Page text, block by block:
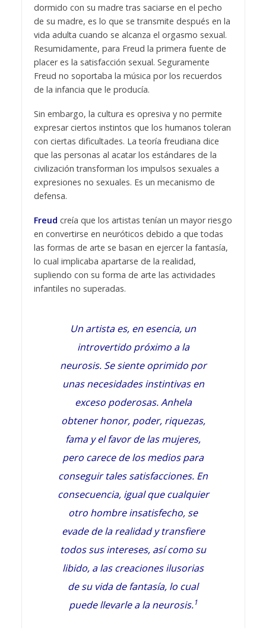
dormido con su madre tras saciarse en el pecho
de su madre, es lo que se transmite después en la
vida adulta cuando se alcanza el orgasmo sexual.
Resumidamente, para Freud la primera fuente de
placer es la satisfacción sexual. Seguramente
Freud no soportaba la música por los recuerdos
de la infancia que le producía.
Sin embargo, la cultura es opresiva y no permite
expresar ciertos instintos que los humanos toleran
con ciertas dificultades. La teoría freudiana dice
que las personas al acatar los estándares de la
civilización transforman los impulsos sexuales a
expresiones no sexuales. Es un mecanismo de
defensa.
Freud creía que los artistas tenían un mayor riesgo
en convertirse en neuróticos debido a que todas
las formas de arte se basan en ejercer la fantasía,
lo cual implicaba apartarse de la realidad,
supliendo con su forma de arte las actividades
infantiles no superadas.
Un artista es, en esencia, un
introvertido próximo a la
neurosis. Se siente oprimido por
unas necesidades instintivas en
exceso poderosas. Anhela
obtener honor, poder, riquezas,
fama y el favor de las mujeres,
pero carece de los medios para
conseguir tales satisfacciones. En
consecuencia, igual que cualquier
otro hombre insatisfecho, se
evade de la realidad y transfiere
todos sus intereses, así como su
libido, a las creaciones ilusorias
de su vida de fantasía, lo cual
puede llevarle a la neurosis. 1